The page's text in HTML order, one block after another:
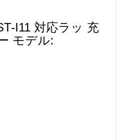
I11 対応ラッ 充
モデル: